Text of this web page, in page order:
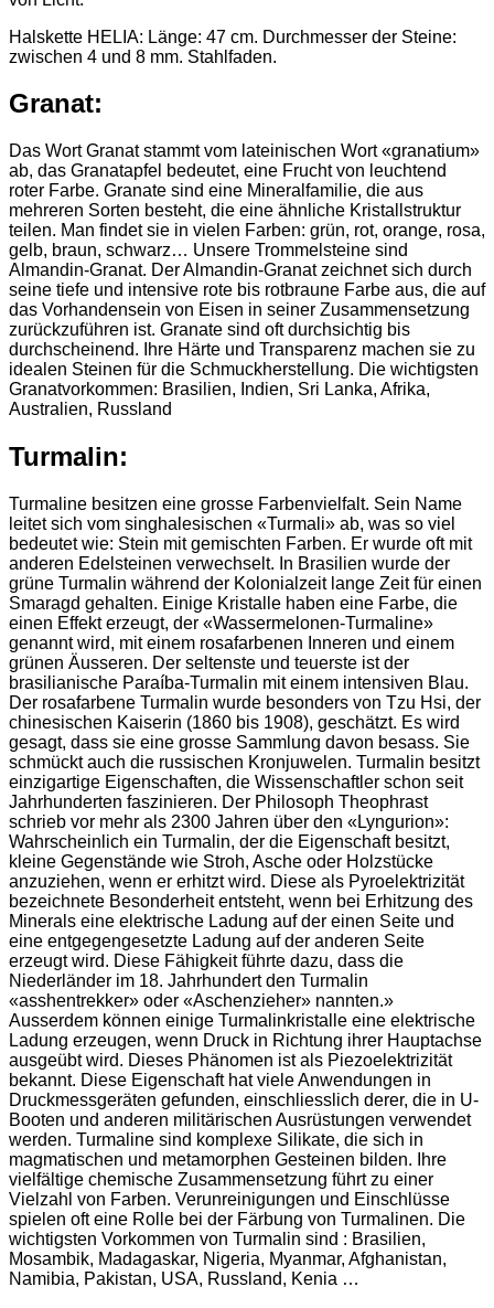
Halskette HELIA: Länge: 47 cm. Durchmesser der Steine:
zwischen 4 und 8 mm. Stahlfaden.
Granat:
Das Wort Granat stammt vom lateinischen Wort «granatium»
ab, das Granatapfel bedeutet, eine Frucht von leuchtend
roter Farbe. Granate sind eine Mineralfamilie, die aus
mehreren Sorten besteht, die eine ähnliche Kristallstruktur
teilen. Man findet sie in vielen Farben: grün, rot, orange, rosa,
gelb, braun, schwarz… Unsere Trommelsteine sind
Almandin-Granat. Der Almandin-Granat zeichnet sich durch
seine tiefe und intensive rote bis rotbraune Farbe aus, die auf
das Vorhandensein von Eisen in seiner Zusammensetzung
zurückzuführen ist. Granate sind oft durchsichtig bis
durchscheinend. Ihre Härte und Transparenz machen sie zu
idealen Steinen für die Schmuckherstellung. Die wichtigsten
Granatvorkommen: Brasilien, Indien, Sri Lanka, Afrika,
Australien, Russland
Turmalin:
Turmaline besitzen eine grosse Farbenvielfalt. Sein Name
leitet sich vom singhalesischen «Turmali» ab, was so viel
bedeutet wie: Stein mit gemischten Farben. Er wurde oft mit
anderen Edelsteinen verwechselt. In Brasilien wurde der
grüne Turmalin während der Kolonialzeit lange Zeit für einen
Smaragd gehalten. Einige Kristalle haben eine Farbe, die
einen Effekt erzeugt, der «Wassermelonen-Turmaline»
genannt wird, mit einem rosafarbenen Inneren und einem
grünen Äusseren. Der seltenste und teuerste ist der
brasilianische Paraíba-Turmalin mit einem intensiven Blau.
Der rosafarbene Turmalin wurde besonders von Tzu Hsi, der
chinesischen Kaiserin (1860 bis 1908), geschätzt. Es wird
gesagt, dass sie eine grosse Sammlung davon besass. Sie
schmückt auch die russischen Kronjuwelen. Turmalin besitzt
einzigartige Eigenschaften, die Wissenschaftler schon seit
Jahrhunderten faszinieren. Der Philosoph Theophrast
schrieb vor mehr als 2300 Jahren über den «Lyngurion»:
Wahrscheinlich ein Turmalin, der die Eigenschaft besitzt,
kleine Gegenstände wie Stroh, Asche oder Holzstücke
anzuziehen, wenn er erhitzt wird. Diese als Pyroelektrizität
bezeichnete Besonderheit entsteht, wenn bei Erhitzung des
Minerals eine elektrische Ladung auf der einen Seite und
eine entgegengesetzte Ladung auf der anderen Seite
erzeugt wird. Diese Fähigkeit führte dazu, dass die
Niederländer im 18. Jahrhundert den Turmalin
«asshentrekker» oder «Aschenzieher» nannten.»
Ausserdem können einige Turmalinkristalle eine elektrische
Ladung erzeugen, wenn Druck in Richtung ihrer Hauptachse
ausgeübt wird. Dieses Phänomen ist als Piezoelektrizität
bekannt. Diese Eigenschaft hat viele Anwendungen in
Druckmessgeräten gefunden, einschliesslich derer, die in U-
Booten und anderen militärischen Ausrüstungen verwendet
werden. Turmaline sind komplexe Silikate, die sich in
magmatischen und metamorphen Gesteinen bilden. Ihre
vielfältige chemische Zusammensetzung führt zu einer
Vielzahl von Farben. Verunreinigungen und Einschlüsse
spielen oft eine Rolle bei der Färbung von Turmalinen. Die
wichtigsten Vorkommen von Turmalin sind : Brasilien,
Mosambik, Madagaskar, Nigeria, Myanmar, Afghanistan,
Namibia, Pakistan, USA, Russland, Kenia …